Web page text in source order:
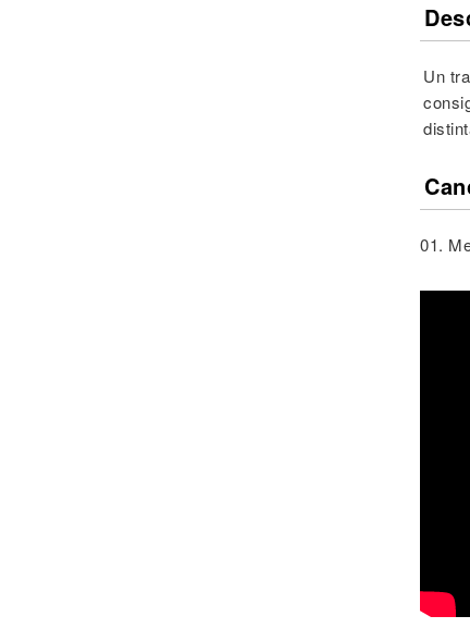
Un
01.